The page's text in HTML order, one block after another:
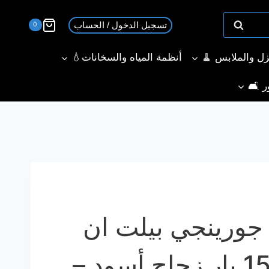
تسجيل الدخول / الحساب 0
والملابس 🧹 أنظمة المياه والسخانات💧
🛋️
جورينجي بيلت ان